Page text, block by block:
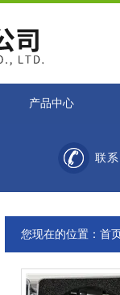
产品中心
联
您现在的位置： 首